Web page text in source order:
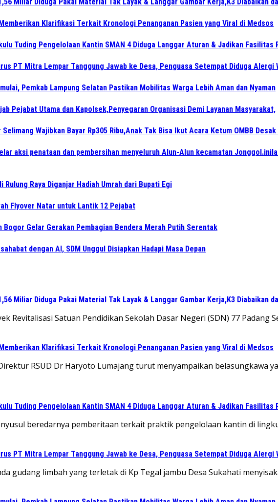
Klarifikasi Terkait Kronologi Penanganan Pasien yang Viral di Medsos
Tuding Pengelolaan Kantin SMAN 4 Diduga Langgar Aturan & Jadikan Fasilitas
PT Mitra Lempar Tanggung Jawab ke Desa, Penguasa Setempat Diduga Alergi
Pemkab Lampung Selatan Pastikan Mobilitas Warga Lebih Aman dan Nyaman
Pejabat Utama dan Kapolsek,Penyegaran Organisasi Demi Layanan Masyarakat,
Selimang Wajibkan Bayar Rp305 Ribu,Anak Tak Bisa Ikut Acara Ketum OMBB
aksi penataan dan pembersihan menyeluruh Alun-Alun kecamatan
Rulung Raya Diganjar Hadiah Umrah dari Bupati Egi
Flyover Natar untuk Lantik 12 Pejabat
Bogor Gelar Gerakan Pembagian Bendera Merah Putih Serentak
dengan AI, SDM Unggul Disiapkan Hadapi Masa Depan
Miliar Diduga Pakai Material Tak Layak & Langgar Gambar Kerja,K3 Diabaikan
Revitalisasi Satuan Pendidikan Sekolah Dasar Negeri (SDN) 77
Klarifikasi Terkait Kronologi Penanganan Pasien yang Viral di Medsos
RSUD Dr Haryoto Lumajang turut menyampaikan belasungkawa
Tuding Pengelolaan Kantin SMAN 4 Diduga Langgar Aturan & Jadikan Fasilitas
beredarnya pemberitaan terkait praktik pengelolaan kantin di
PT Mitra Lempar Tanggung Jawab ke Desa, Penguasa Setempat Diduga Alergi
gudang limbah yang terletak di Kp Tegal jambu Desa Sukahati